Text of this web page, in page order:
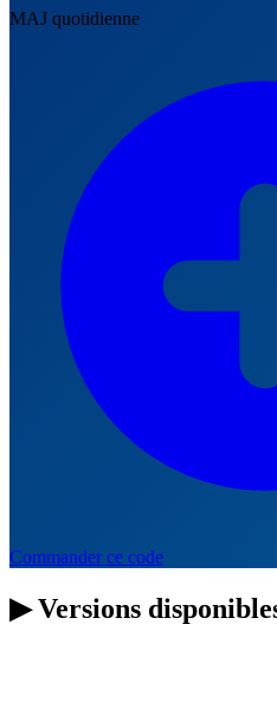
MAJ quotidienne
Commander ce code
▶Versions